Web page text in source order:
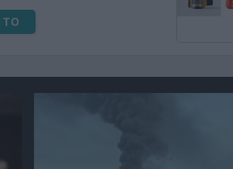
ΤΟ